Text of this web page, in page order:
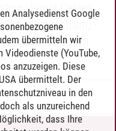
Center:
Analysedienst Google
übermitteln wir
Videodienste (YouTube,
anzuzeigen. Diese
übermittelt. Der
in den
als unzureichend
dass Ihre